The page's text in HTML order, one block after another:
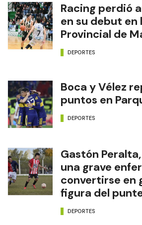
Racing perdió
en su debut en
Provincial de
DEPORTES
Boca y Vélez
puntos en
DEPORTES
Gastón
una grave
convertirse en
figura del
DEPORTES